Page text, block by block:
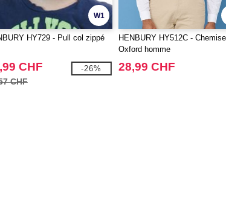
W1
HY729 - Pull col zippé
CHF
CHF
-26%
HENBURY HY512C - Chemise
Oxford homme
28,99 CHF